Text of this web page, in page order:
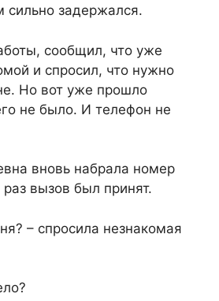
сильно задержался.
сообщил, что уже
и спросил, что нужно
Но вот уже прошло
не было. И телефон не
вновь набрала номер
вызов был принят.
– спросила незнакомая